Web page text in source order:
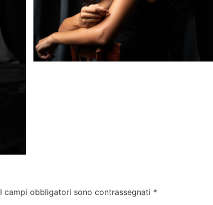
I campi obbligatori sono contrassegnati *